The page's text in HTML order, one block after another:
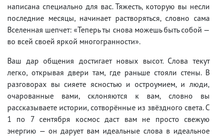
написана специально для вас. Тяжесть, которую вы несли
последние месяцы, начинает растворяться, словно сама
Вселенная шепчет: «Теперь ты снова можешь быть собой —
во всей своей яркой многогранности».
Ваш дар общения достигает новых высот. Слова текут
легко, открывая двери там, где раньше стояли стены. В
разговорах вы сияете ясностью и остроумием, и люди,
очарованные вами, склоняются к вам, словно вы
рассказываете истории, сотворённые из звёздного света. С
1 по 7 сентября космос даст вам не просто свежую
энергию — он дарует вам идеальные слова в идеальное